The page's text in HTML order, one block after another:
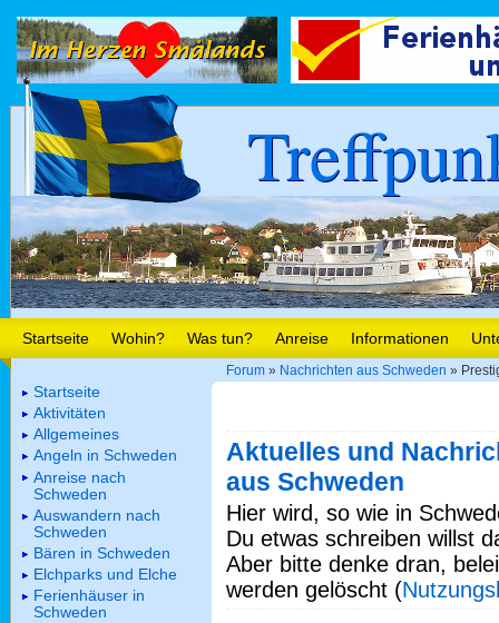
Startseite Wohin? Was tun? Anreise Informationen
Forum » Nachrichten aus Schweden »
Aktuelles und
aus Schweden
Hier wird, so wie in
Du etwas schreiben willst
Aber bitte denke dran,
werden gelöscht (
Startseite
Aktivitäten
Allgemeines
Angeln in Schweden
Anreise nach
Schweden
Auswandern nach
Schweden
Bären in Schweden
Elchparks und Elche
Ferienhäuser in
Schweden